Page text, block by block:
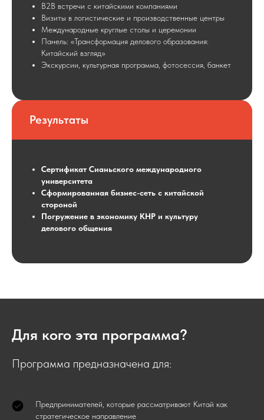
B2B встречи с китайскими компаниями
Визиты в логистические и производственные центры
Международные круглые столы и церемонии
Панель: «Трансформация делового образования:
Китайский взгляд»
Экскурсии, культурная программа, фотосессия, банкет
Результаты
Сертификат Сианьского международного
университета
Сформированная бизнес-сеть с китайской
стороной
Погружение в экономику КНР и культуру
делового общения
Для кого эта программа?
Программа предназначена для:
Предпринимателей, которые рассматривают Китай как
стратегическое направление